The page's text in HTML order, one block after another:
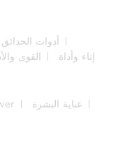
أدوات الحدائق
القوى إناء وأداة
عناية البشرة